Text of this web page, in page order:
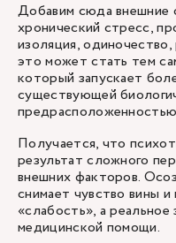
Добавим сюда внешние
хронический стресс,
изоляция,
это может стать тем
который запускает
существующей
Получается, что
результат сложного
внешних факторов.
снимает чувство вины
«слабость», а
медицинской помощи.